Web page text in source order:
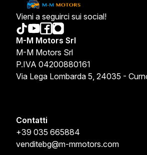
Vieni a seguirci sui social!
M-M Motors Srl
M-M Motors Srl
P.IVA 04200880161
Via Lega Lombarda 5, 24035 -
Contatti
+39 035 665884
venditebg@m-mmotors.com